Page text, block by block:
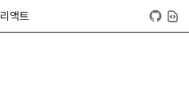
리액트